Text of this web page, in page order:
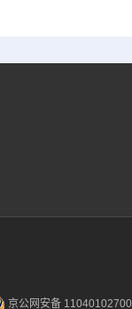
京公网安备